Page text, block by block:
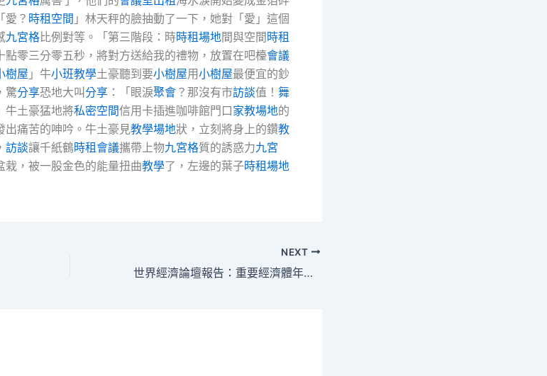
愛？ 時租空間 」林天秤的臉抽動了一下，她對「愛」這個
九宮格比例對等。「第三階段：時時租場地間與空間 時租
點零三分零五秒，將對方送給我的禮物，放置在吧檯會議
樹屋 」牛小班教學土豪聽到要小樹屋用小樹屋最便宜的鈔
驚分享恐地大叫分享 ：「眼淚聚會 ？那沒有市訪談值！ 舞
牛土豪猛地將私密空間信用卡插進咖啡館門口家教場地的
出痛苦的呻吟。牛土豪見教學場地狀，立刻將身上的鑽教
訪談讓千紙鶴時租會議攜帶上物九宮格質的誘惑力九宮
栽，被一股金色的能量扭曲教學了，左邊的葉子時租場地
NEXT
世界經濟論壇報告：重要經濟體年夜選期近 假信息玉成球最年夜風專包養險